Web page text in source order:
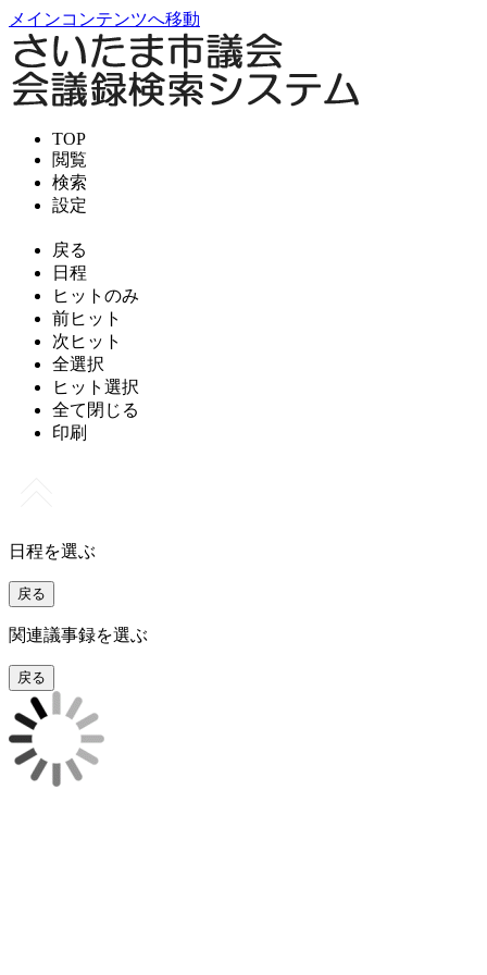
メインコンテンツへ移動
TOP
閲覧
検索
設定
戻る
日程
ヒットのみ
前ヒット
次ヒット
全選択
ヒット選択
全て閉じる
印刷
日程を選ぶ
戻る
関連議事録を選ぶ
戻る